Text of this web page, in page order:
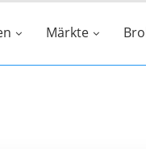
Märkte